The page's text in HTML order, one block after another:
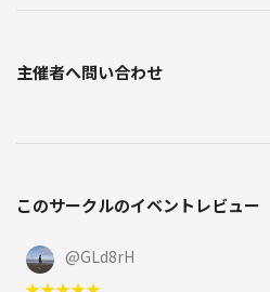
主催者へ問い合わせ
このサークルのイベントレビュー
@GLd8rH